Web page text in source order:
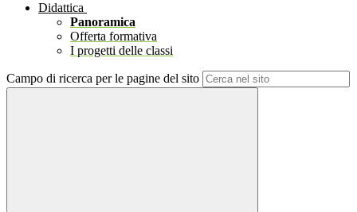
Didattica
Panoramica
Offerta formativa
I progetti delle classi
Campo di ricerca per le pagine del sito